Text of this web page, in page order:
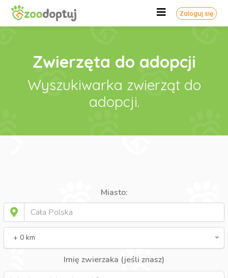
Zaloguj się
Zwierzęta do adopcji
Wyszukiwarka zwierząt do
adopcji.
Miasto:
+ 0 km
Imię zwierzaka (jeśli znasz)